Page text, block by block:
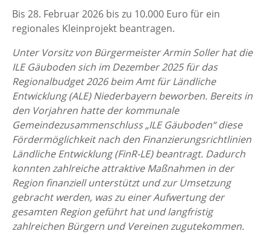
Bis 28. Februar 2026 bis zu 10.000 Euro für ein
regionales Kleinprojekt beantragen.
Unter Vorsitz von Bürgermeister Armin Soller hat die
ILE Gäuboden sich im Dezember 2025 für das
Regionalbudget 2026 beim Amt für Ländliche
Entwicklung (ALE) Niederbayern beworben. Bereits in
den Vorjahren hatte der kommunale
Gemeindezusammenschluss „ILE Gäuboden“ diese
Fördermöglichkeit nach den Finanzierungsrichtlinien
Ländliche Entwicklung (FinR-LE) beantragt. Dadurch
konnten zahlreiche attraktive Maßnahmen in der
Region finanziell unterstützt und zur Umsetzung
gebracht werden, was zu einer Aufwertung der
gesamten Region geführt hat und langfristig
zahlreichen Bürgern und Vereinen zugutekommen.